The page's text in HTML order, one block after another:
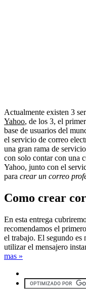
Actualmente existen 3
Yahoo, de los 3, el
base de usuarios del
el servicio de correo
una gran rama de
con solo contar con una
Yahoo, junto con el
para crear un correo
Como crear
En esta entrega
recomendamos el
el trabajo. El segundo es
utilizar el mensajero
mas »